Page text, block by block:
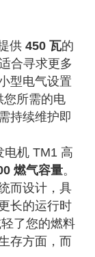
募
供 450 瓦的
合寻求更多
型电气设置
您所需的电
持续维护即
电机 TM1 高
燃气容量。
而设计，具
长的运行时
了您的燃料
存方面，而